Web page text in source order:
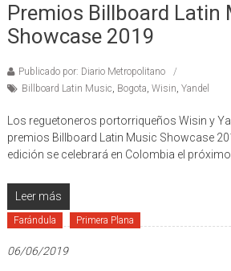
Premios Billboard Latin
Showcase 2019
Publicado por: Diario Metropolitano
Billboard Latin Music, Bogota, Wisin, Yandel
Los reguetoneros portorriqueños Wisin y
premios Billboard Latin Music Showcase
edición se celebrará en Colombia el
Leer más
Farándula Primera Plana
06/06/2019